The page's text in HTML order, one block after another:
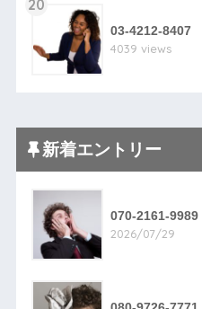
20
03-4212-8407
4039 views
新着エントリー
070-2161-
2026/07/29